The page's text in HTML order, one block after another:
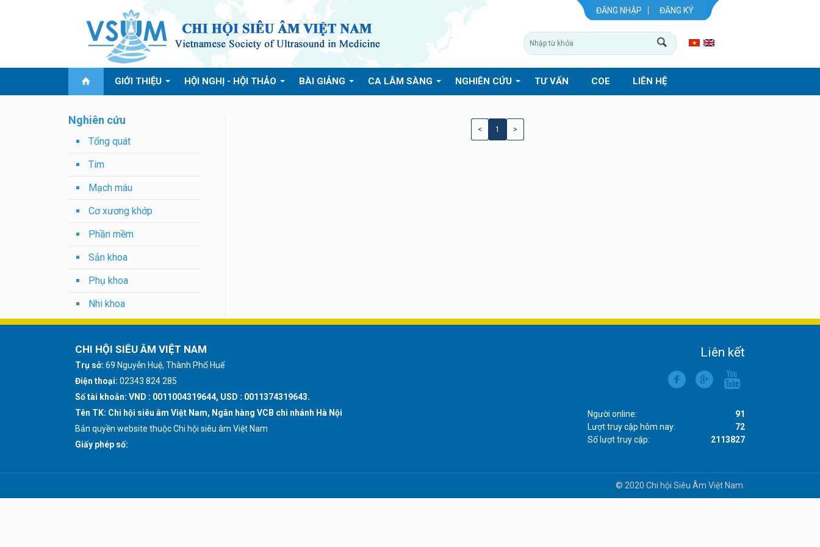
ĐĂNG NHẬP ĐĂNG KÝ
GIỚI THIỆU HỘI NGHỊ - HỘI THẢO BÀI GIẢNG CA LÂM SÀNG NGHIÊN CỨU TƯ VẤN COE LIÊN HỆ
Nghiên cứu
Tổng quát
Tim
Mạch máu
Cơ xương khớp
Phần mềm
Sản khoa
Phụ khoa
Nhi khoa
< 1 >
CHI HỘI SIÊU ÂM VIỆT NAM
Trụ sở: 69 Nguyễn Huệ, Thành Phố Huế
Điện thoại: 02343 824 285
Số tài khoản: VND : 0011004319644, USD : 0011374319643.
Tên TK: Chi hội siêu âm Việt Nam, Ngân hàng VCB chi nhánh Hà Nội
Bản quyền website thuộc Chi hội siêu âm Việt Nam
Giấy phép số:
Liên kết
Người online:
91
Lượt truy cập hôm nay:
72
Số lượt truy cập:
2113827
© 2020 Chi hội Siêu Âm Việt Nam.